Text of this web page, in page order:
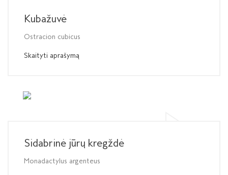
Kubažuvė
Ostracion cubicus
Skaityti aprašymą
Sidabrinė jūrų kregždė
Monadactylus argenteus